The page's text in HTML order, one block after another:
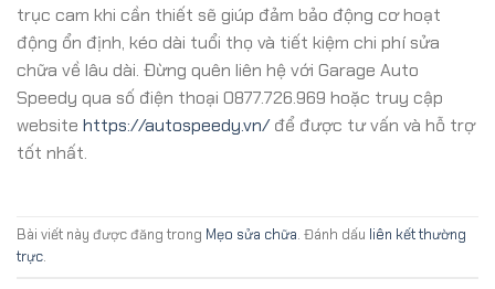
trục cam khi cần thiết sẽ giúp đảm bảo động cơ hoạt
động ổn định, kéo dài tuổi thọ và tiết kiệm chi phí sửa
chữa về lâu dài. Đừng quên liên hệ với Garage Auto
Speedy qua số điện thoại 0877.726.969 hoặc truy cập
website https://autospeedy.vn/để được tư vấn và hỗ trợ
tốt nhất.
Bài viết này được đăng trong Mẹo sửa chữa. Đánh dấu liên kết thường
trực.